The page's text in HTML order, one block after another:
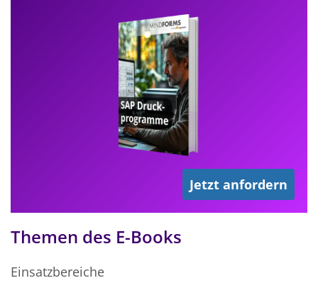
Jetzt anfordern
Themen des E-Books
Einsatzbereiche